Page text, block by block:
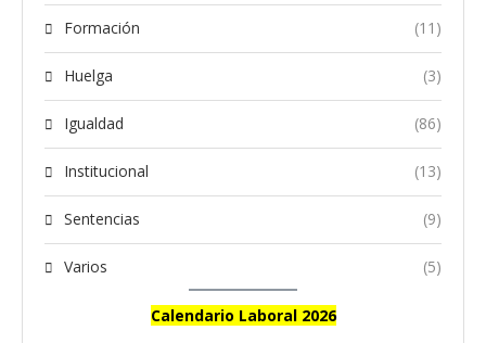
Formación (11)
Huelga (3)
Igualdad (86)
Institucional (13)
Sentencias (9)
Varios (5)
Calendario Laboral 2026